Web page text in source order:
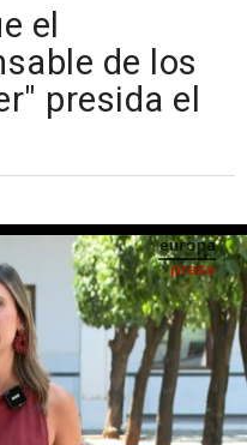
el
de los
presida el